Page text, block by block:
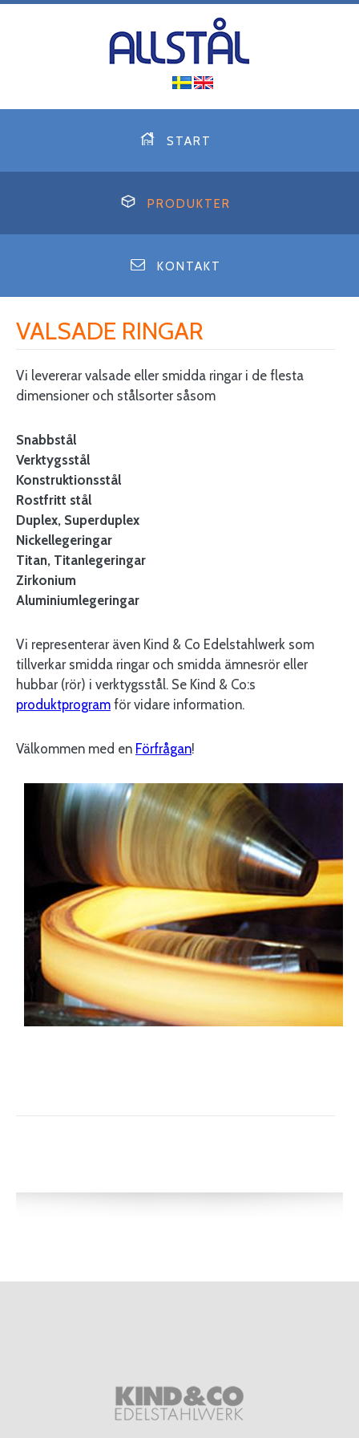
START
PRODUKTER
KONTAKT
VALSADE RINGAR
Vi levererar valsade eller smidda ringar i de flesta
dimensioner och stålsorter såsom
Snabbstål
Verktygsstål
Konstruktionsstål
Rostfritt stål
Duplex, Superduplex
Nickellegeringar
Titan, Titanlegeringar
Zirkonium
Aluminiumlegeringar
Vi representerar även Kind & Co Edelstahlwerk som
tillverkar smidda ringar och smidda ämnesrör eller
hubbar (rör) i verktygsstål. Se Kind & Co:s
produktprogram för vidare information.
Välkommen med en Förfrågan!